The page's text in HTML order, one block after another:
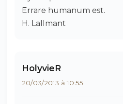
Errare humanum est.
H. Lallmant
HolyvieR
20/03/2013 à 10:55